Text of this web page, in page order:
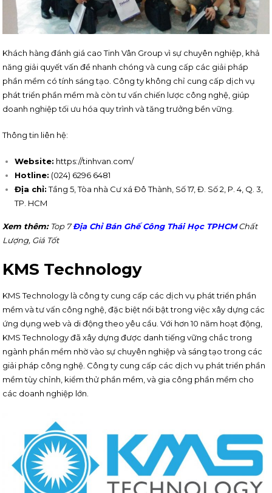
Khách hàng đánh giá cao Tinh Vân Group vì sự chuyên nghiệp, khả
năng giải quyết vấn đề nhanh chóng và cung cấp các giải pháp
phần mềm có tính sáng tạo. Công ty không chỉ cung cấp dịch vụ
phát triển phần mềm mà còn tư vấn chiến lược công nghệ, giúp
doanh nghiệp tối ưu hóa quy trình và tăng trưởng bền vững.
Thông tin liên hệ:
Website: https://tinhvan.com/
Hotline: (024) 6296 6481
Địa chỉ:Tầng 5, Tòa nhà Cư xá Đô Thành, Số 17, Đ. Số 2, P. 4, Q. 3,
TP. HCM
Xem thêm: Top 7 Địa Chỉ Bán Ghế Công Thái Học TPHCM Chất
Lượng, Giá Tốt
KMS Technology
KMS Technology là công ty cung cấp các dịch vụ phát triển phần
mềm và tư vấn công nghệ, đặc biệt nổi bật trong việc xây dựng các
ứng dụng web và di động theo yêu cầu. Với hơn 10 năm hoạt động,
KMS Technology đã xây dựng được danh tiếng vững chắc trong
ngành phần mềm nhờ vào sự chuyên nghiệp và sáng tạo trong các
giải pháp công nghệ. Công ty cung cấp các dịch vụ phát triển phần
mềm tùy chỉnh, kiểm thử phần mềm, và gia công phần mềm cho
các doanh nghiệp lớn.